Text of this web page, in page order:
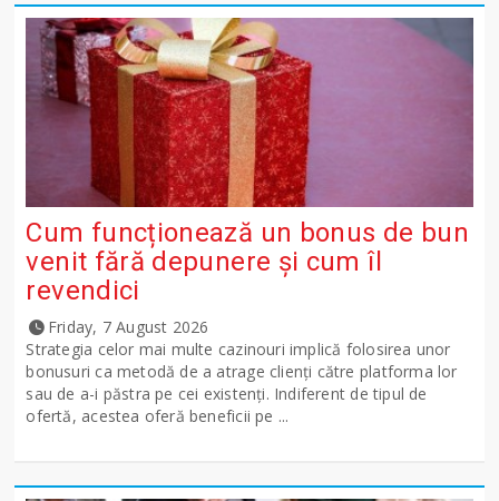
Cum funcționează un bonus de bun
venit fără depunere și cum îl
revendici
Friday, 7 August 2026
Strategia celor mai multe cazinouri implică folosirea unor
bonusuri ca metodă de a atrage clienți către platforma lor
sau de a-i păstra pe cei existenți. Indiferent de tipul de
ofertă, acestea oferă beneficii pe ...